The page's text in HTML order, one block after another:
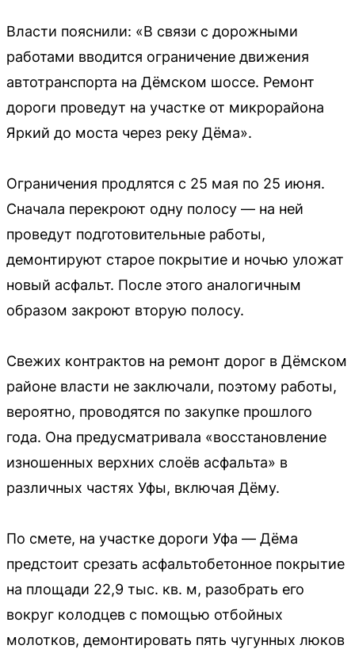
Власти пояснили: «В связи с дорожными
работами вводится ограничение движения
автотранспорта на Дёмском шоссе. Ремонт
дороги проведут на участке от микрорайона
Яркий до моста через реку Дёма».
Ограничения продлятся с 25 мая по 25 июня.
Сначала перекроют одну полосу — на ней
проведут подготовительные работы,
демонтируют старое покрытие и ночью уложат
новый асфальт. После этого аналогичным
образом закроют вторую полосу.
Свежих контрактов на ремонт дорог в Дёмском
районе власти не заключали, поэтому работы,
вероятно, проводятся по закупке прошлого
года. Она предусматривала «восстановление
изношенных верхних слоёв асфальта» в
различных частях Уфы, включая Дёму.
По смете, на участке дороги Уфа — Дёма
предстоит срезать асфальтобетонное покрытие
на площади 22,9 тыс. кв. м, разобрать его
вокруг колодцев с помощью отбойных
молотков, демонтировать пять чугунных люков